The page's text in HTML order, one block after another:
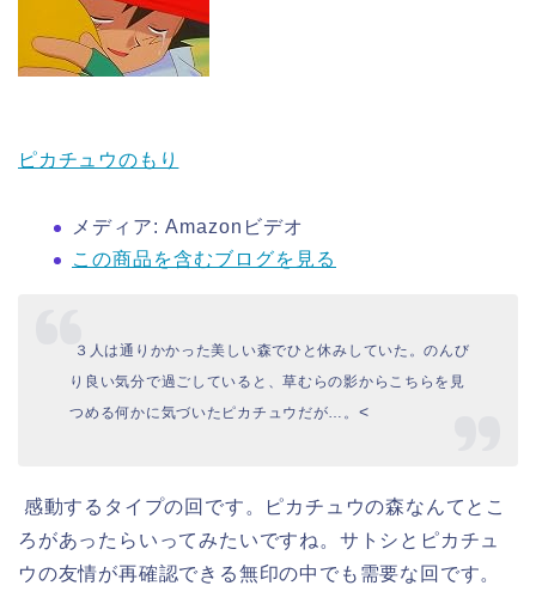
ピカチュウのもり
メディア: Amazonビデオ
この商品を含むブログを見る
３人は通りかかった美しい森でひと休みしていた。のんび
り良い気分で過ごしていると、草むらの影からこちらを見
つめる何かに気づいたピカチュウだが…。 <
感動するタイプの回です。ピカチュウの森なんてとこ
ろがあったらいってみたいですね。サトシとピカチュ
ウの友情が再確認できる無印の中でも需要な回です。